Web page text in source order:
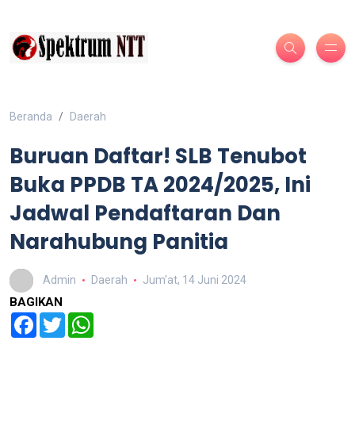
Beranda Daerah
Buruan Daftar! SLB Tenubot
Buka PPDB TA 2024/2025, Ini
Jadwal Pendaftaran Dan
Narahubung Panitia
Admin Daerah Jum'at, 14 Juni 2024
BAGIKAN
Facebook
Twitter